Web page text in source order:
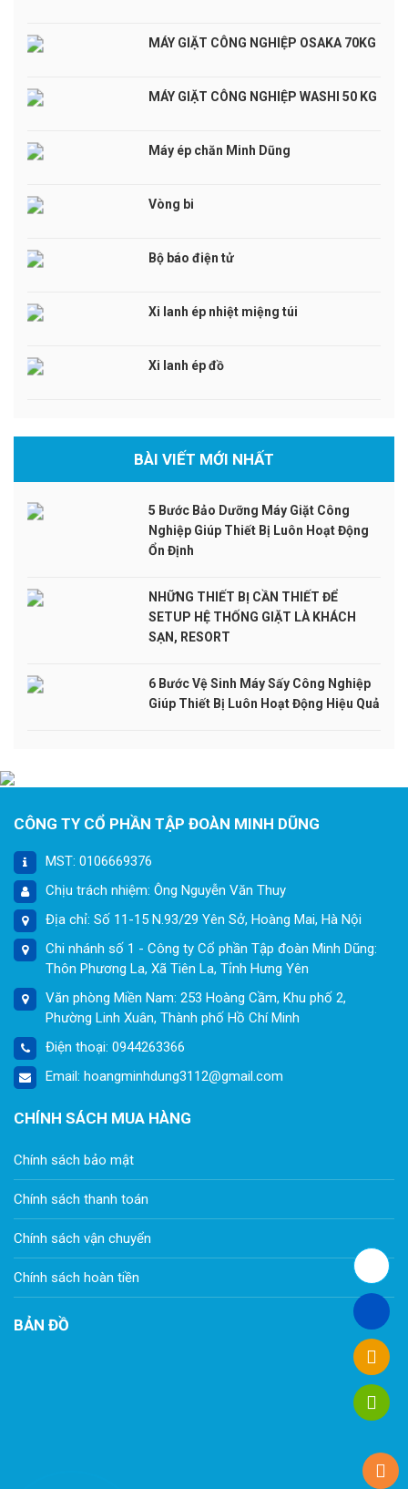
MÁY GIẶT CÔNG NGHIỆP OSAKA 70KG
MÁY GIẶT CÔNG NGHIỆP WASHI 50 KG
Máy ép chăn Minh Dũng
Vòng bi
Bộ báo điện tử
Xi lanh ép nhiệt miệng túi
Xi lanh ép đồ
BÀI VIẾT MỚI NHẤT
5 Bước Bảo Dưỡng Máy Giặt Công
Nghiệp Giúp Thiết Bị Luôn Hoạt Động
Ổn Định
NHỮNG THIẾT BỊ CẦN THIẾT ĐỂ
SETUP HỆ THỐNG GIẶT LÀ KHÁCH
SẠN, RESORT
6 Bước Vệ Sinh Máy Sấy Công Nghiệp
Giúp Thiết Bị Luôn Hoạt Động Hiệu Quả
CÔNG TY CỔ PHẦN TẬP ĐOÀN MINH DŨNG
MST: 0106669376
Chịu trách nhiệm: Ông Nguyễn Văn Thuy
Địa chỉ: Số 11-15 N.93/29 Yên Sở, Hoàng Mai, Hà Nội
Chi nhánh số 1 - Công ty Cổ phần Tập đoàn Minh Dũng:
Thôn Phương La, Xã Tiên La, Tỉnh Hưng Yên
Văn phòng Miền Nam: 253 Hoàng Cầm, Khu phố 2,
Phường Linh Xuân, Thành phố Hồ Chí Minh
Điện thoại: 0944263366
Email: hoangminhdung3112@gmail.com
CHÍNH SÁCH MUA HÀNG
Chính sách bảo mật
Chính sách thanh toán
Chính sách vận chuyển
Chính sách hoàn tiền
BẢN ĐỒ